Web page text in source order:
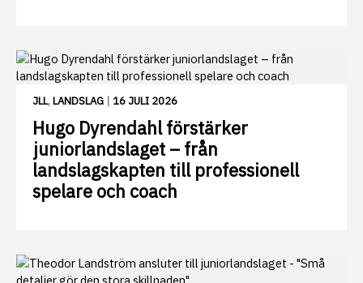
JLL,LANDSLAG 16 JULI 2026
Hugo Dyrendahl förstärker
juniorlandslaget – från
landslagskapten till professionell
spelare och coach